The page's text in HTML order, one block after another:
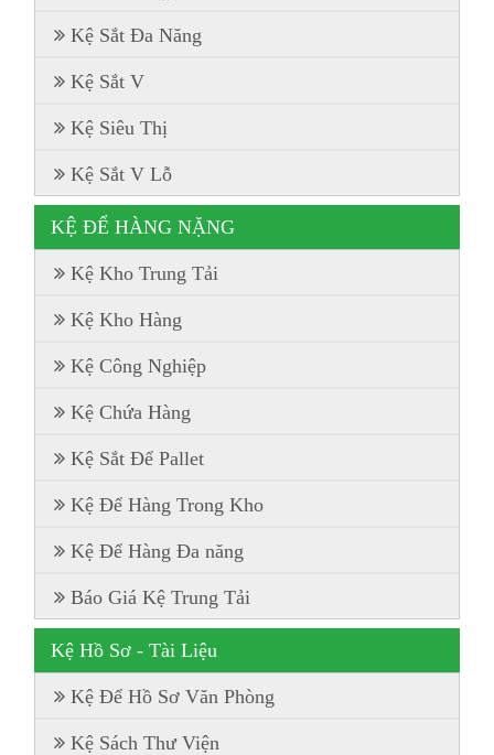
Kệ Sắt Đa Năng
Kệ Sắt V
Kệ Siêu Thị
Kệ Sắt V Lỗ
KỆ ĐỂ HÀNG NẶNG
Kệ Kho Trung Tải
Kệ Kho Hàng
Kệ Công Nghiệp
Kệ Chứa Hàng
Kệ Sắt Để Pallet
Kệ Để Hàng Trong Kho
Kệ Để Hàng Đa năng
Báo Giá Kệ Trung Tải
Kệ Hồ Sơ - Tài Liệu
Kệ Để Hồ Sơ Văn Phòng
Kệ Sách Thư Viện